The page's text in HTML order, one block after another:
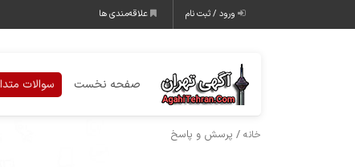
ورود / ثبت نام علاقه‌مندی ها
صفحه نخست سوالات
خانه / پرسش و پاسخ